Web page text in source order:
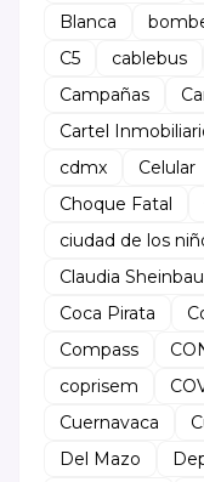
Blanca
C5
cablebus
Campañas
Cartel
cdmx
Celular
Choque Fatal
ciudad de los
Claudia
Coca Pirata
Compass
coprisem
Cuernavaca
Del Mazo